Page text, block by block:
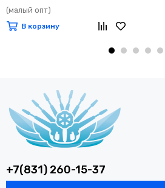
(малый опт)
В корзину
+7(831) 260-15-37